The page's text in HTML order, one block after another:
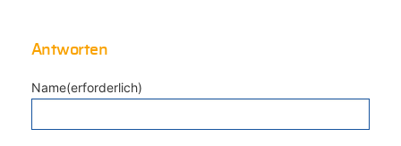
Antworten
Name(erforderlich)